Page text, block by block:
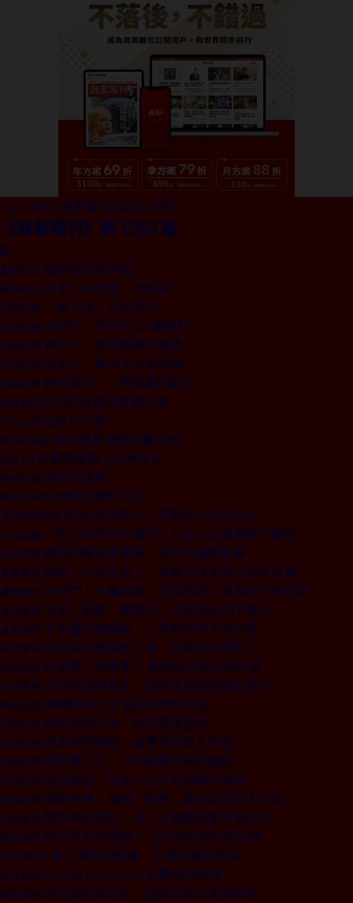
上一期 台商制勝 米其林一條街
《商業周刊》第 1565 期
藝術門道 藝術裡的甘迺迪
饕姊食記 貝果、熱狗堡、肉桂捲
封面故事 一食入魂 日本和牛
封面故事 宮崎牛 烤3秒入口最剛好
封面故事 神戶牛 炙烤握壽司噴香
封面故事 熊本牛 廣式手法蒸鮮甜
封面故事 鹿兒島牛 一碗嘗盡3美味
總編輯的話 你我身邊的數據大戰
CEO上線 回家18小時
商場自慢塾 如何面對老闆的餿主意
經營4.0 創業經營路上的導盲犬
透視中國 茅台的誘惑
風尚經濟學 勞動為產業之母
金融時報精選 Nike拚自動化 百萬勞工何去何從
火線話題 一例一休修法大漏洞：九五％企業違規不處罰
科技風雲 虧損的電競界蘋果 為何市值贏宏碁
產業風雲 餐飲，才是王道！ 拆解百貨美食公司新浪潮
產業風雲 小南門、丸龜製麵、王座國際 美食街王者秘訣
產業風雲 引進一風堂、蔦屋的 百貨餐飲地下教父
產業風雲 王永慶的鋼鐵夢 一群老中鋼人幫他圓
投資焦點 安倍政治豪賭推一把 日股熱到明年！
投資焦點 打高通、啃蘋果？ 聯發科到底在漲什麼
投資焦點 三理由長線看多 國際生技股低接趁現在
商周話題 商周創新之夜 看AI包辦你生活
封面故事 網紅總統力拚 印尼電商盛世
封面故事 告訴你們總統，讓更多投資人來這！
封面故事 貧民窟小子 十年變最夯網紅總統
封面故事 採訪後記：我第一次沒有相機的專訪
封面故事 直擊京東、淘寶、蝦皮 強攻印尼的大本營！
封面故事 政府喊新南向，卻一片面膜都賣不進印尼
國際視窗 歐巴馬為你朗讀？ 正經搞笑網站竄出頭
WOW!點子 有了時間糾察鐘 立馬脫離瞎忙族
戒掉爛英文 Bide your time 別聽成拖時間
商周書摘 為何越是高材生 越是刻板印象受害者